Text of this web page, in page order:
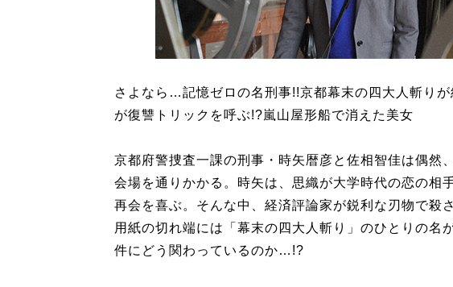
さよなら…記憶ゼロの名刑事!!京都幕末の四大人斬り
が復讐トリックを呼ぶ!?嵐山屋形船で消えた美女
京都府警捜査一課の刑事・時矢暦彦と佐相智佳は偶然
会場を通りかかる。時矢は、思織が大学時代の恋の相
再会を喜ぶ。そんな中、経済評論家が鋭利な刃物で殺
用紙の切れ端には「幕末の四大人斬り」のひとりの名
件にどう関わっているのか…!?